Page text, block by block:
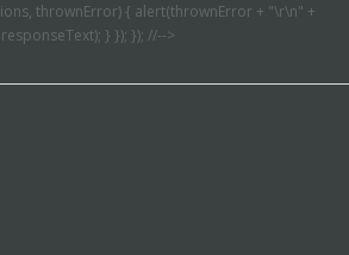
thrownError) { alert(thrownError + "\r\n" +
} }); }); //-->